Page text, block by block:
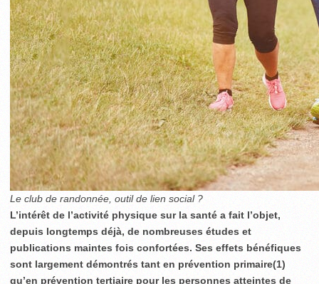
Le club de randonnée, outil de lien social ?
L’intérêt de l’activité physique sur la santé a fait l’objet,
depuis longtemps déjà, de nombreuses études et
publications maintes fois confortées. Ses effets bénéfiques
sont largement démontrés tant en prévention primaire(1)
qu’en prévention tertiaire pour les personnes atteintes de